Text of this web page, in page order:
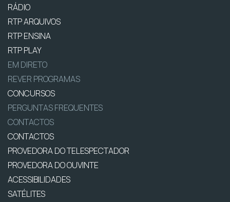
RÁDIO
RTP ARQUIVOS
RTP ENSINA
RTP PLAY
EM DIRETO
REVER PROGRAMAS
CONCURSOS
PERGUNTAS FREQUENTES
CONTACTOS
CONTACTOS
PROVEDORA DO TELESPECTADOR
PROVEDORA DO OUVINTE
ACESSIBILIDADES
SATÉLITES